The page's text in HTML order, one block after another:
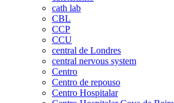
cath lab
CBL
CCP
CCU
central de Londres
central nervous system
Centro
Centro de repouso
Centro Hospitalar